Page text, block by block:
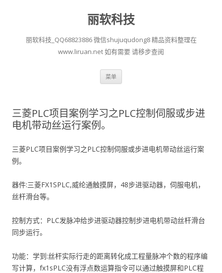
丽软科技
丽软科技_QQ68823886 微信shujuqudong8 精品资料整理在
www.liruan.net 如有需要 请移步查阅
菜单
三菱PLC项目案例学习之PLC控制伺服或步进
电机带动丝运行案例。
三菱PLC项目案例学习之PLC控制伺服或步进电机带动丝运行案
例。
器件:三菱FX1SPLC,威纶通触摸屏，48步进驱动器，伺服电机，
丝杆滑台等。
控制方式：PLC发脉冲给步进驱动器控制步进电机带动丝杆滑台
同步运行。
功能：学到:丝杆实际行走的距离转化成工程量脉冲个数的程序编
写计算，fx1sPLC没有浮点数运算指令可以通过触摸屏和PLC程